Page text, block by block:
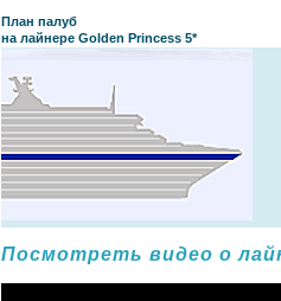
План палуб
на лайнере Golden Princess 5*
Посмотреть видео о